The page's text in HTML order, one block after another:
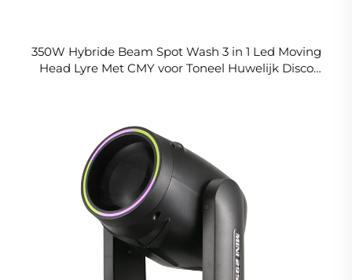
350W Hybride Beam Spot Wash 3 in 1 Led Moving
Head Lyre Met CMY voor Toneel Huwelijk Disco